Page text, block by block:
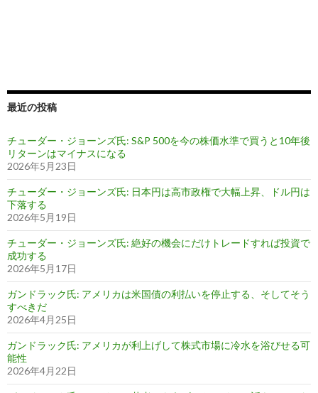
最近の投稿
チューダー・ジョーンズ氏: S&P 500を今の株価水準で買うと10年後
リターンはマイナスになる
2026年5月23日
チューダー・ジョーンズ氏: 日本円は高市政権で大幅上昇、ドル円は
下落する
2026年5月19日
チューダー・ジョーンズ氏: 絶好の機会にだけトレードすれば投資で
成功する
2026年5月17日
ガンドラック氏: アメリカは米国債の利払いを停止する、そしてそう
すべきだ
2026年4月25日
ガンドラック氏: アメリカが利上げして株式市場に冷水を浴びせる可
能性
2026年4月22日